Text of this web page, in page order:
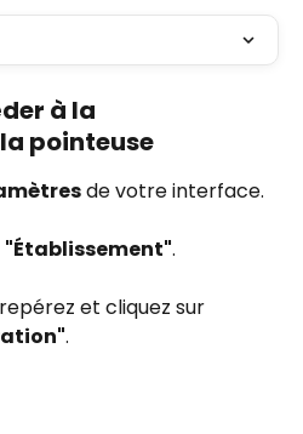
à la
pointeuse
de votre interface.
"Établissement".
et cliquez sur
.